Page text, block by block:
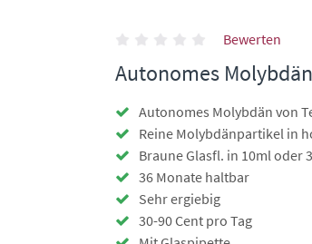
Bewerten
Autonomes Molybdän
Autonomes Molybdän von
Reine Molybdänpartikel in
Braune Glasfl. in 10ml oder
36 Monate haltbar
Sehr ergiebig
30-90 Cent pro Tag